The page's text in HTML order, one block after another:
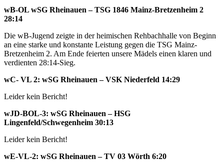
wB-OL wSG Rheinauen – TSG 1846 Mainz-Bretzenheim 2
28:14
Die wB-Jugend zeigte in der heimischen Rehbachhalle von Beginn
an eine starke und konstante Leistung gegen die TSG Mainz-
Bretzenheim 2. Am Ende feierten unsere Mädels einen klaren und
verdienten 28:14-Sieg.
wC- VL 2: wSG Rheinauen – VSK Niederfeld 14:29
Leider kein Bericht!
wJD-BOL-3: wSG Rheinauen – HSG
Lingenfeld/Schwegenheim 30:13
Leider kein Bericht!
wE-VL-2: wSG Rheinauen – TV 03 Wörth 6:20